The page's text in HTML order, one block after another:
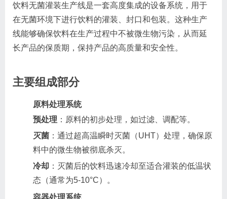
饮料无菌灌装生产线是一套高度集成的设备系统，用于
在无菌环境下进行饮料的灌装、封口和包装。这种生产
线能够确保饮料在生产过程中不被微生物污染，从而延
长产品的保质期，保持产品的高质量和安全性。
主要组成部分
原料处理系统
预处理 ：原料的初步处理，如过滤、调配等。
灭菌 ：通过超高温瞬时灭菌（UHT）处理，确保原
料中的微生物被彻底杀灭。
冷却 ：灭菌后的饮料迅速冷却至适合灌装的低温状
态（通常为5-10°C）。
容器处理系统